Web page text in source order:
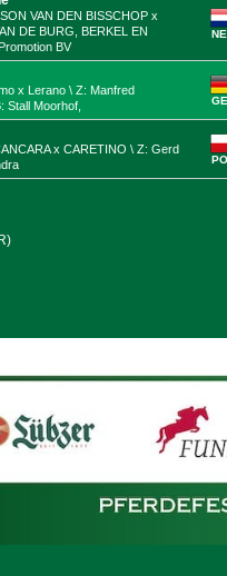
VAN DEN BISSCHOP x
DE BURG, BERKEL EN
BV
x Lerano \ Z: Manfred
Stall Moorhof,
x CARETINO \ Z: Gerd